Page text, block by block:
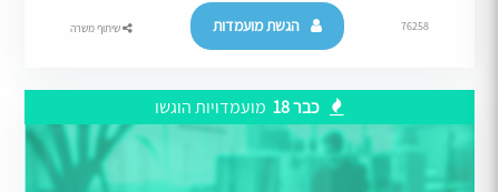
76258 הגשת מועמדות שיתוף משרה
כבר 18 מועמדויות הוגשו